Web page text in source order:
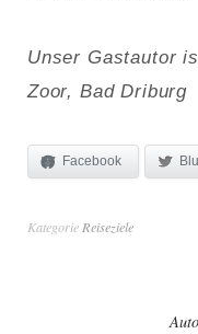
Unser Gastautor
Zoor, Bad Driburg
Facebook
Kategorie Reiseziele